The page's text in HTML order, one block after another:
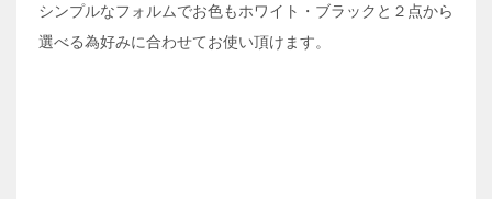
シンプルなフォルムでお色もホワイト・ブラックと２点から
選べる為好みに合わせてお使い頂けます。